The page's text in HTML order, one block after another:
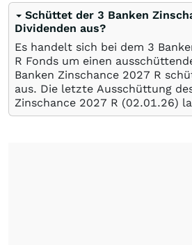
Schüttet der 3 Banken
Dividenden aus?
Es handelt sich bei dem 3
R Fonds um einen
Banken Zinschance 2027 R
aus. Die letzte Ausschüttung
Zinschance 2027 R (02.01.26)